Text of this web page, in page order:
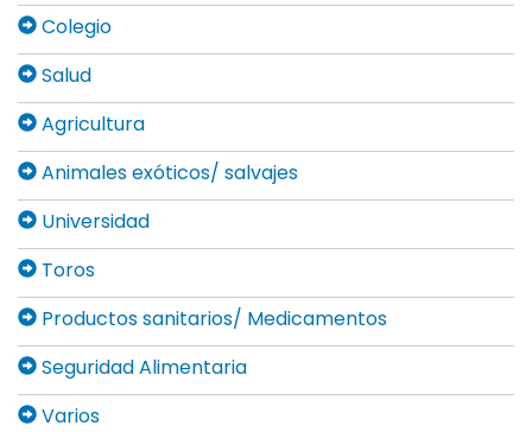
Colegio
Salud
Agricultura
Animales exóticos/ salvajes
Universidad
Toros
Productos sanitarios/ Medicamentos
Seguridad Alimentaria
Varios